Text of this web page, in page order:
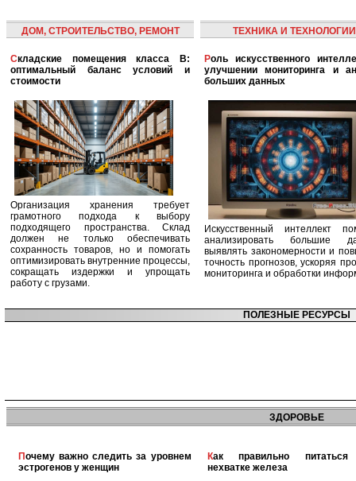
ДОМ, СТРОИТЕЛЬСТВО, РЕМОНТ
Складские помещения класса B:
оптимальный баланс условий и
стоимости
Организация хранения требует
грамотного подхода к выбору
подходящего пространства. Склад
должен не только обеспечивать
сохранность товаров, но и помогать
оптимизировать внутренние процессы,
сокращать издержки и упрощать
работу с грузами.
ТЕХНИКА И ТЕХНОЛОГИИ
Роль искусственного интеллекта в
улучшении мониторинга и
больших данных
Искусственный интеллект
анализировать большие
выявлять закономерности и
точность прогнозов, ускоряя
мониторинга и обработки
ПОЛЕЗНЫЕ РЕСУРСЫ
ЗДОРОВЬЕ
Почему важно следить за уровнем
эстрогенов у женщин
Как правильно питаться при
нехватке железа